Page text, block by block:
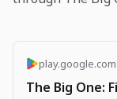
play.google.com
The Big One: